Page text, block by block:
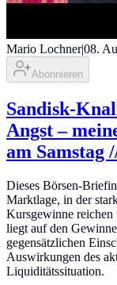
Mario Lochner|08.
Abonnieren
Sandisk-
Angst –
am Samstag
Dieses Börsen-
Marktlage, in der
Kursgewinne
liegt auf den
gegensätzlichen
Auswirkungen des
Liquiditätssituation.